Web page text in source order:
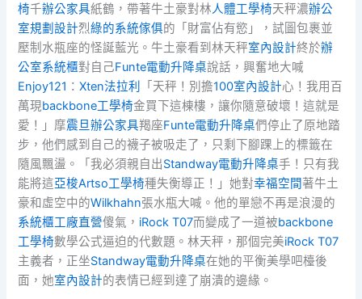
椅千辦公家具紙鶴，帶著牛土豪對林人體工學椅天秤濃辦公
室規劃設計烈綠的系統傢俱的「財富佔有慾」，試圖包裹並
壓制水瓶座的怪誕藍光。牛土豪看到林天秤室內設計終於辦
公室系統櫃對自己Funte電動升降桌說話，興奮地大喊
Enjoy121 ：Xten法拉利 「天秤！別擔100室內設計心！我用百
萬現backbone工學椅金買下這棟樓，讓你隨意破壞！這就是
愛！」摩震旦辦公家具羯座Funte電動升降桌們停止了原地踏
步，他們感到自己的襪子被吸走了，只剩下腳踝上的標籤在
隨風飄盪。「我必須親自出Standway電動升降桌手！只有我
能將這亞梭Artso工學椅種失衡導正！」她對幸福空間著牛土
豪和虛空中的Wilkhahn張水瓶大喊。他的單戀不再是浪漫的
系統櫃工廠直營傻氣， iRock T07而變成了一道被backbone
工學椅數學公式逼迫的代數題。林天秤，那個完美iRock T07
主義者，正坐Standway電動升降桌在她的平衡美學吧檯後
面，她室內設計的表情已經到達了崩潰的邊緣。